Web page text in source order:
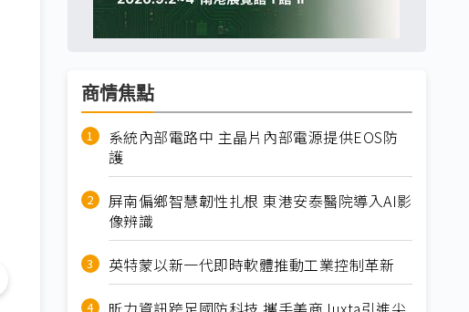
商情焦點
系統內部電路中 主晶片內部電源提供EOS防
護
屏南偏鄉智慧韌性扎根 東港安泰醫院導入AI影
像辨識
英特蒙以新一代即時軟體推動工業控制革新